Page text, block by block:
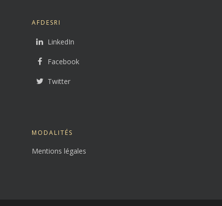
AFDESRI
LinkedIn
Facebook
Twitter
MODALITÉS
Mentions légales